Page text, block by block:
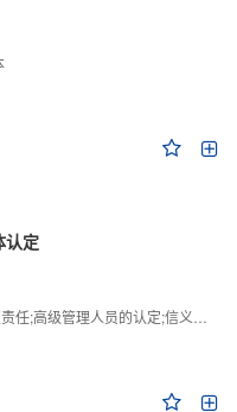
认定
;高级管理人员的认定;信义义务